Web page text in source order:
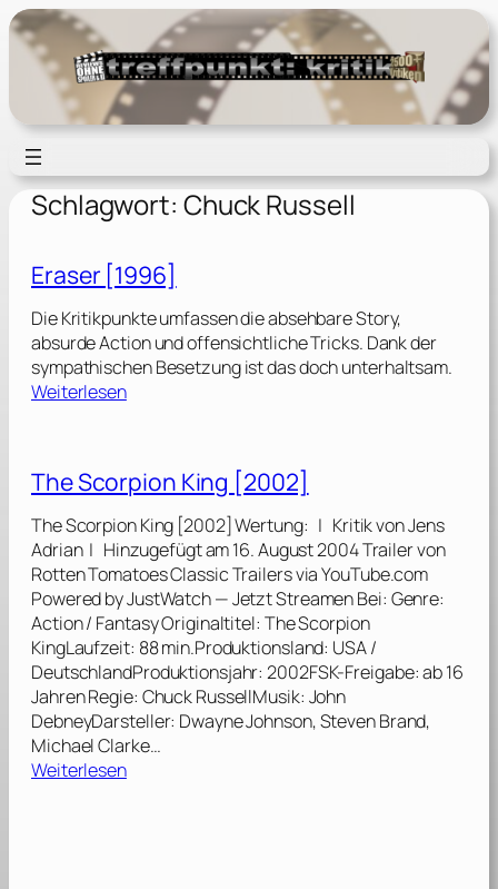
Zum
Inhalt
springen
Schlagwort: Chuck Russell
Eraser [1996]
Die Kritikpunkte umfassen die absehbare Story,
absurde Action und offensichtliche Tricks. Dank der
sympathischen Besetzung ist das doch unterhaltsam.
Weiterlesen:
s
r
[
1
9
9
6
]
The Scorpion King [2002]
The Scorpion King [2002] Wertung: | Kritik von Jens
Adrian | Hinzugefügt am 16. August 2004 Trailer von
Rotten Tomatoes Classic Trailers via YouTube.com
Powered by JustWatch — Jetzt Streamen Bei: Genre:
Action / Fantasy Originaltitel: The Scorpion
KingLaufzeit: 88 min.Produktionsland: USA /
DeutschlandProduktionsjahr: 2002FSK-Freigabe: ab 16
Jahren Regie: Chuck RussellMusik: John
DebneyDarsteller: Dwayne Johnson, Steven Brand,
Michael Clarke…
Weiterlesen: